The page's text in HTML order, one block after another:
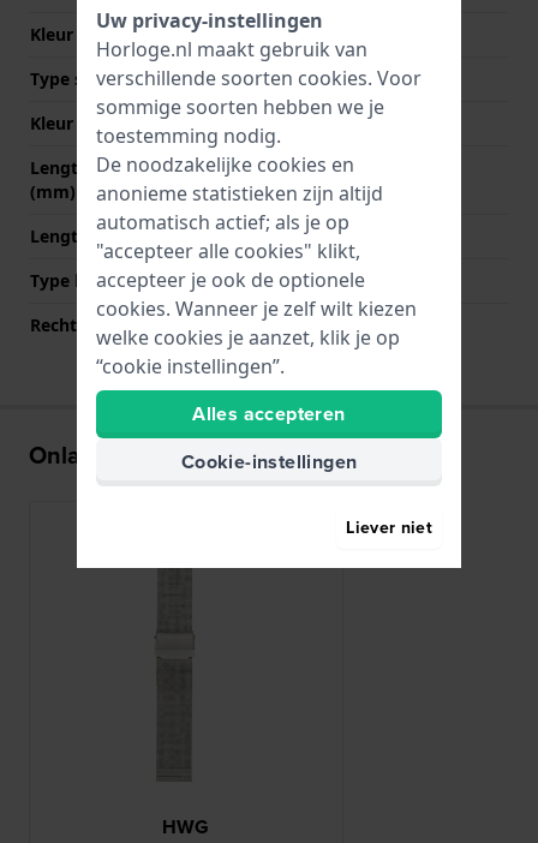
Kleur Band
Zilver
Type sluiting
Milanese sluiting
Kleur sluiting
Lengte band op 12 uur
(mm)
80 mm
Lengte band op 6 uur (mm)
110 mm
Type bevestiging
Bandpennen
Rechte bandaanzet
Onlangs bekeken
HWG
Uw privacy-instellingen
Horloge.nl maakt gebruik van
verschillende soorten cookies. Voor
sommige soorten hebben we je
toestemming nodig.
De noodzakelijke cookies en
anonieme statistieken zijn altijd
automatisch actief; als je op
"accepteer alle cookies" klikt,
accepteer je ook de optionele
cookies. Wanneer je zelf wilt kiezen
welke cookies je aanzet, klik je op
“cookie instellingen”.
Alles accepteren
Cookie-instellingen
Liever niet